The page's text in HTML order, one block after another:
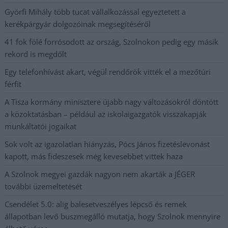
Györfi Mihály több tucat vállalkozással egyeztetett a
kerékpárgyár dolgozóinak megsegítéséről
41 fok fölé forrósodott az ország, Szolnokon pedig egy másik
rekord is megdőlt
Egy telefonhívást akart, végül rendőrök vitték el a mezőtúri
férfit
A Tisza kormány minisztere újabb nagy változásokról döntött
a közoktatásban – például az iskolaigazgatók visszakapják
munkáltatói jogaikat
Sok volt az igazolatlan hiányzás, Pócs János fizetéslevonást
kapott, más fideszesek még kevesebbet vittek haza
A Szolnok megyei gazdák nagyon nem akarták a JÉGER
további üzemeltetését
Csendélet 5.0: alig balesetveszélyes lépcső és remek
állapotban levő buszmegálló mutatja, hogy Szolnok mennyire